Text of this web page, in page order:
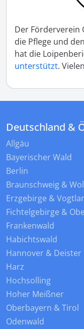
Der Förderverein
die Pflege und
hat die
unterstützt.
Deutschland &
Allgäu
Bayerischer Wald
Berlin
Braunschweig &
Erzgebirge &
Fichtelgebirge &
Frankenwald
Habichtswald
Hannover & Deister
Harz
Hochsolling
Hoher Meißner
Oberbayern & Tirol
Odenwald